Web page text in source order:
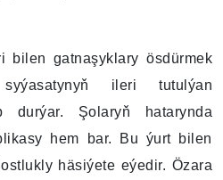
bilen gatnaşyklary ösdürmek
ileri tutulýan
durýar. Şolaryň hatarynda
hem bar. Bu ýurt bilen
häsiýete eýedir. Özara